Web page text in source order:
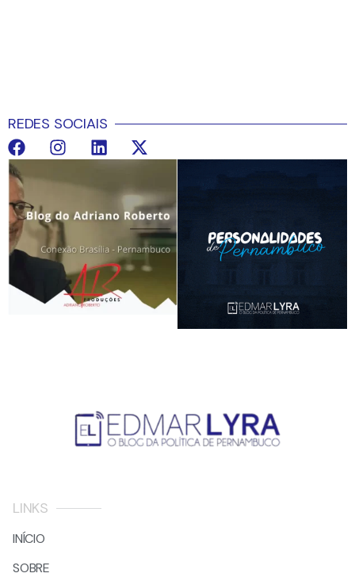
REDES SOCIAIS
LINKS
INÍCIO
SOBRE